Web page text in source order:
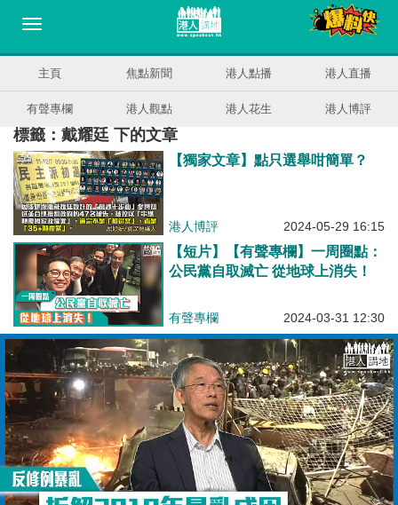
主頁 焦點新聞 港人點播 港人直播
有聲專欄 港人觀點 港人花生 港人博評
標籤：戴耀廷 下的文章
【獨家文章】點只選舉咁簡單？
港人博評 2024-05-29 16:15
【短片】【有聲專欄】一周圈點：
公民黨自取滅亡 從地球上消失！
有聲專欄 2024-03-31 12:30